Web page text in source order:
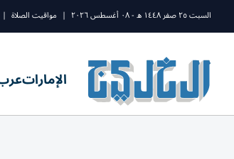
السبت ٢٥ صفر ١٤٤٨ ه - ٠٨ أغسطس ٢٠٢٦ | مواقيت الصلاة |
الإمارات